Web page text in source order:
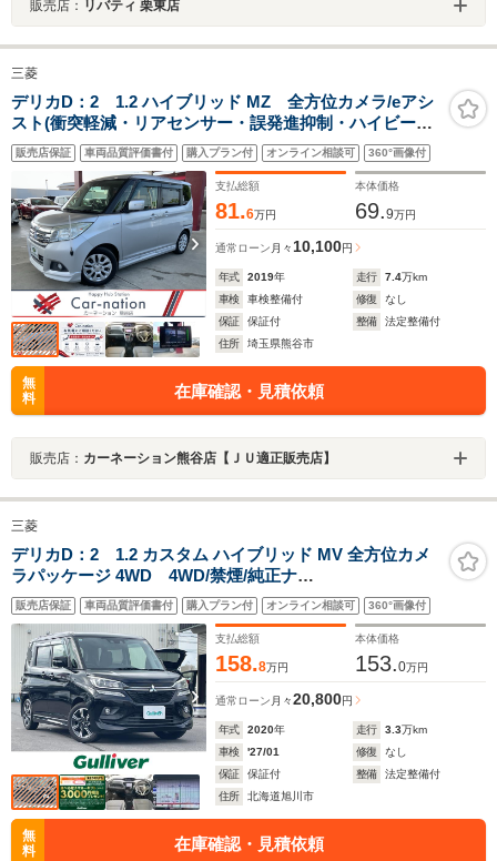
販売店： リバティ 栗東店
三菱
デリカD：2 1.2 ハイブリッド MZ 全方位カメラ/eアシ
スト(衝突軽減・リアセンサー・誤発進抑制・ハイビーム
アシスト・追従クルコン)/両側パワースライドドア/HIDヘ
ッドランプ/D席シートヒーター/パイオニアナビ(CD・
DVD・地デジ・BT)/ドラレコ
販売店保証 車両品質評価書付 購入プラン付 オンライン相談可 360°画像付
支払総額
81.6万円
本体価格
69.9万円
通常ローン 月々10,100円
年式 2019年 走行 7.4万km
車検
車検整備付 修復
なし
保証
保証付 整備
法定整備付
住所
埼玉県熊谷市
無
料
在庫確認・見積依頼
販売店： カーネーション熊谷店【ＪＵ適正販売店】
三菱
デリカD：2 1.2 カスタム ハイブリッド MV 全方位カメ
ラパッケージ 4WD 4WD/禁煙/純正ナ
ビ/CD/DVD/SD/BT/TV/USB/両側パワースライドドア/前席
シートヒーター/ドライブレコーダー/全方位モニター/パド
ルシフト/e-アシスト/車線逸脱警報
販売店保証 車両品質評価書付 購入プラン付 オンライン相談可 360°画像付
支払総額
158.8万円
本体価格
153.0万円
通常ローン 月々20,800円
年式 2020年 走行 3.3万km
車検
'27/01 修復
なし
保証
保証付 整備
法定整備付
住所
北海道旭川市
無
料
在庫確認・見積依頼